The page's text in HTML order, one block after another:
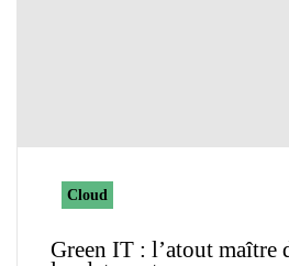
Cloud
Green IT : l’atout